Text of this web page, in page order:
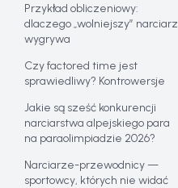
Przykład obliczeniowy:
dlaczego „wolniejszy” narciarz
wygrywa
Czy factored time jest
sprawiedliwy? Kontrowersje
Jakie są sześć konkurencji
narciarstwa alpejskiego para
na paraolimpiadzie 2026?
Narciarze-przewodnicy —
sportowcy, których nie widać